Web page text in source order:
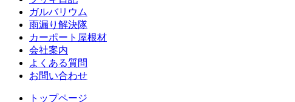
ガルバリウム
雨漏り解決隊
カーポート屋根材
会社案内
よくある質問
お問い合わせ
トップページ